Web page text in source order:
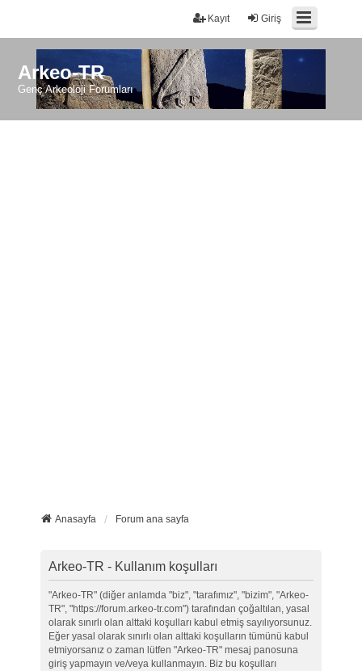
Giriş
Kayıt
Arkeo-TR
Genç Arkeoloji Forumları
Anasayfa Forum ana sayfa
Arkeo-TR - Kullanım koşulları
"Arkeo-TR" (diğer anlamda "biz", "tarafımız", "bizim", "Arkeo-
TR", "https://forum.arkeo-tr.com") tarafından çoğaltılan, yasal
olarak sınırlı olan alttaki koşulları kabul etmiş sayılıyorsunuz.
Eğer yasal olarak sınırlı olan alttaki koşulların tümünü kabul
etmiyorsanız o zaman lütfen "Arkeo-TR" mesaj panosuna
giriş yapmayın ve/veya kullanmayın. Biz bu koşulları